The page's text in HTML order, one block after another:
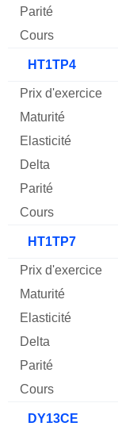
HT1TP4
HT1TP7
DY13CE